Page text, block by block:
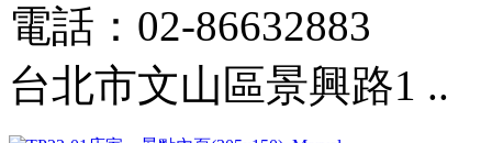
電話：02-86632883
台北市文山區景興路1 ..